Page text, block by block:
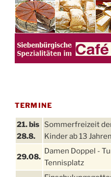
TERMINE
21. bis
28.8.
Sommerfreizeit
Kinder ab 13 Jahren
29.08.
Damen Doppel -
Tennisplatz